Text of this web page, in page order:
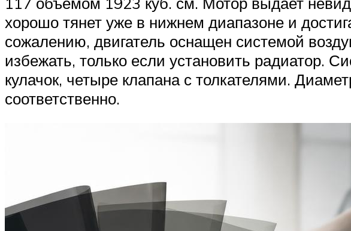
хорошо тянет уже в нижнем диапазоне и
сожалению, двигатель оснащен системой
избежать, только если установить радиатор.
кулачок, четыре клапана с толкателями.
соответственно.